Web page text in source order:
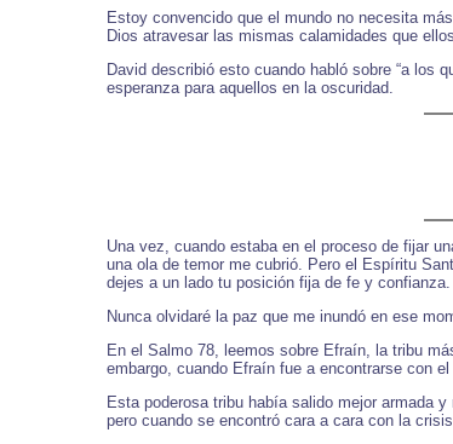
Estoy convencido que el mundo no necesita
Dios atravesar las mismas calamidades que
David describió esto cuando habló sobre “a los
esperanza para aquellos en la oscuridad.
Una vez, cuando estaba en el proceso de fijar
una ola de temor me cubrió. Pero el Espíritu
dejes a un lado tu posición fija de fe y
Nunca olvidaré la paz que me inundó en ese
En el Salmo 78, leemos sobre Efraín, la tribu
embargo, cuando Efraín fue a encontrarse con
Esta poderosa tribu había salido mejor armada
pero cuando se encontró cara a cara con la